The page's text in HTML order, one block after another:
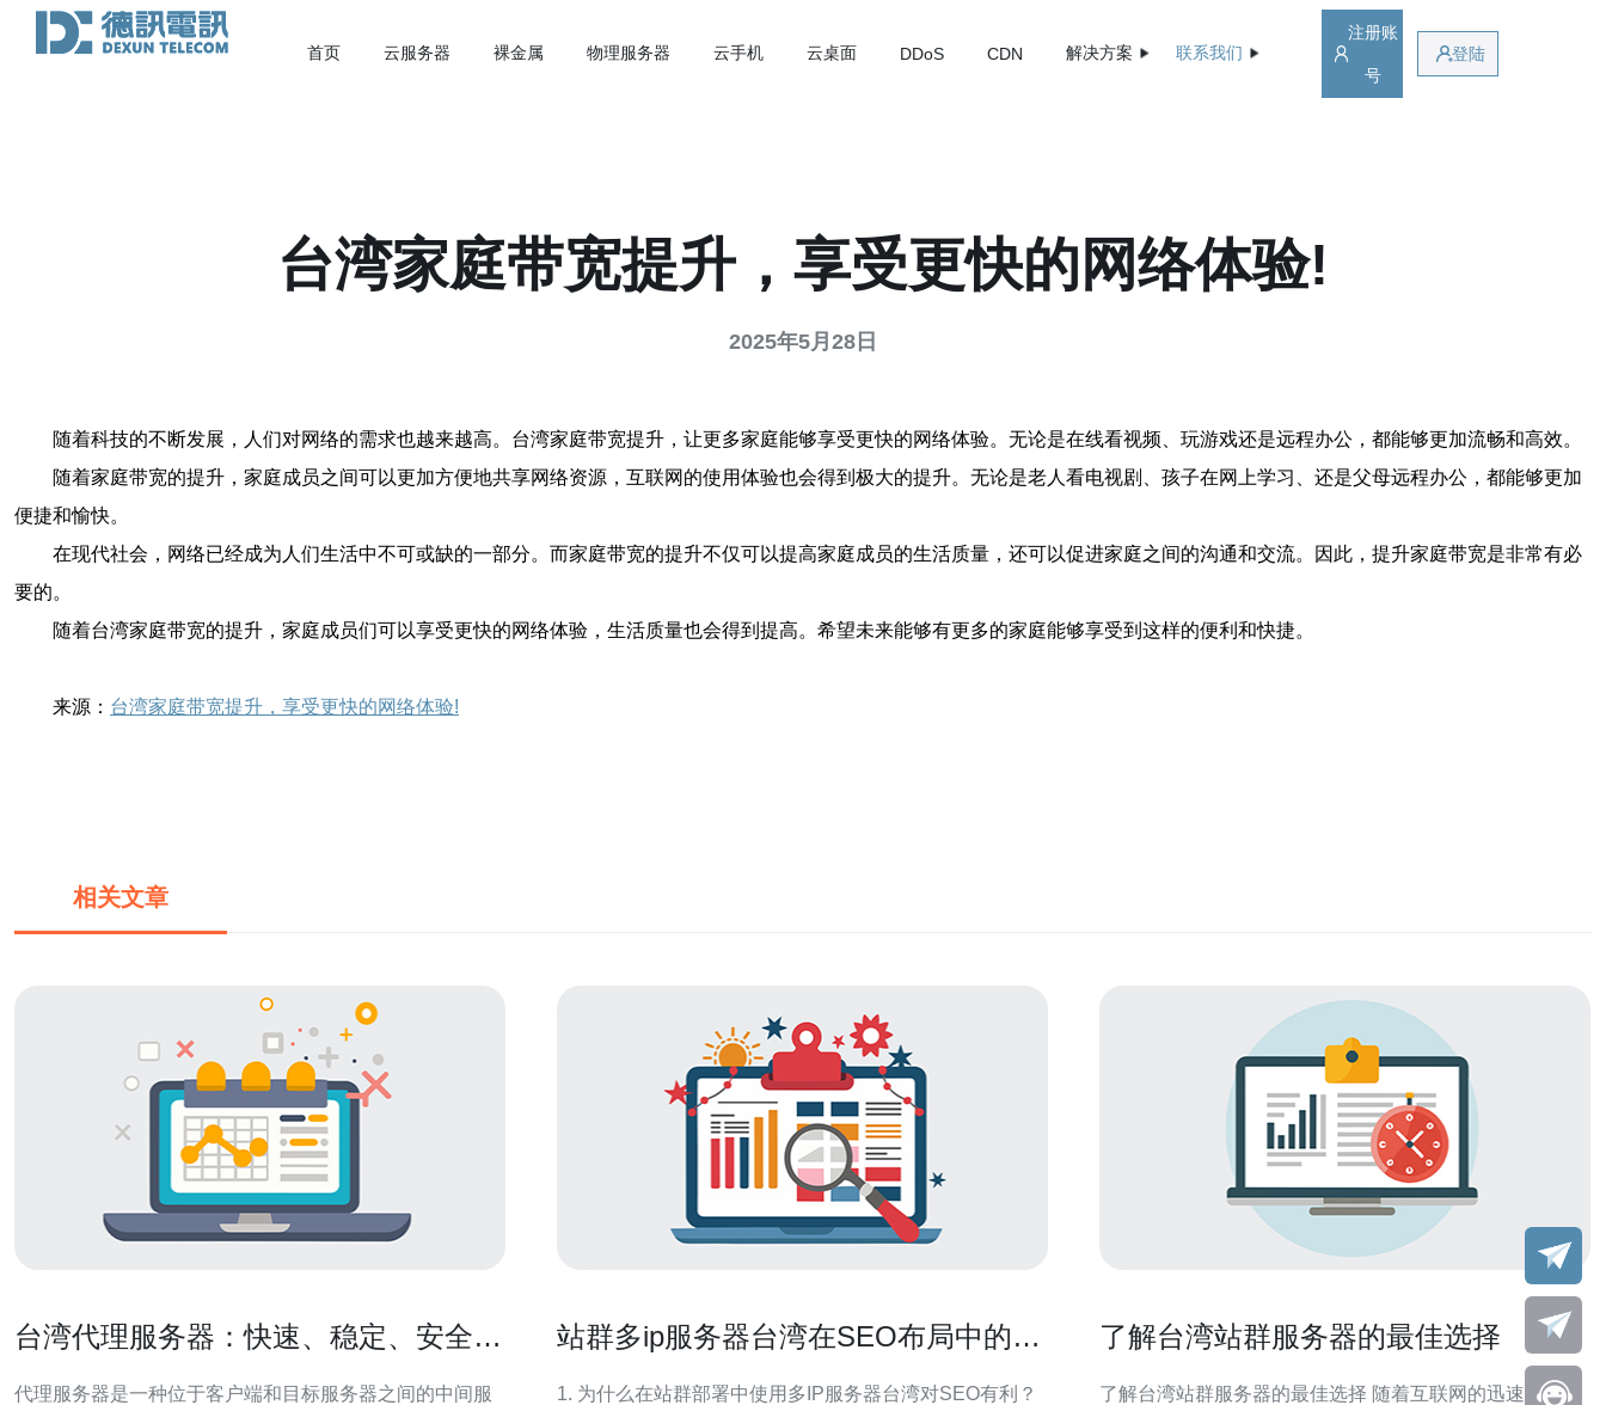
首页 云服务器 裸金属 物理服务器 云手机 云桌面 DDoS CDN 解决方案 联系我们
注册账
号
登陆
台湾家庭带宽提升，享受更快的网络体验!
2025年5月28日
随着科技的不断发展，人们对网络的需求也越来越高。台湾家庭带宽提升，让更多家庭能够享受更快的网络体验。无论是在线看视频、玩游戏还是远程办公，都能够更加流畅和高效。
随着家庭带宽的提升，家庭成员之间可以更加方便地共享网络资源，互联网的使用体验也会得到极大的提升。无论是老人看电视剧、孩子在网上学习、还是父母远程办公，都能够更加
便捷和愉快。
在现代社会，网络已经成为人们生活中不可或缺的一部分。而家庭带宽的提升不仅可以提高家庭成员的生活质量，还可以促进家庭之间的沟通和交流。因此，提升家庭带宽是非常有必
要的。
随着台湾家庭带宽的提升，家庭成员们可以享受更快的网络体验，生活质量也会得到提高。希望未来能够有更多的家庭能够享受到这样的便利和快捷。
来源： 台湾家庭带宽提升，享受更快的网络体验!
相关文章
台湾代理服务器：快速、稳定、安全的
代理服务器是一种位于客户端和目标服务器之间的中间服
站群多ip服务器台湾在SEO布局中的IP
1. 为什么在站群部署中使用多IP服务器台湾对SEO有利？
了解台湾站群服务器的最佳选择
了解台湾站群服务器的最佳选择 随着互联网的迅速发展，